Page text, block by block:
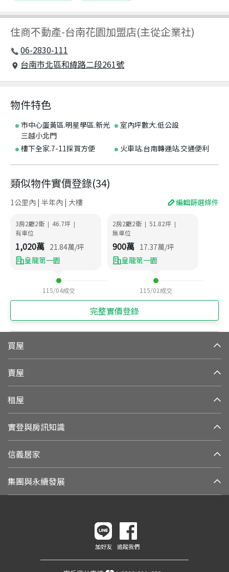
住商不動產-台南花園加盟店(主從企業社)
06-2830-111
台南市北區和緯路二段261號
物件特色
市中心蛋黃區.明星學區.新光
三越小北門
室內坪數大.低公設
樓下全家.7-11採買方便 火車站.台南轉運站.交通便利
類似物件實價登錄(34)
1公里內 | 半年內 | 大樓 編輯篩選條件
3房2廳2衛 | 46.7坪 |
有車位
1,020萬 21.84萬/坪
皇龍第一園
115/04成交
2房2廳2衛 | 51.82坪 |
無車位
900萬 17.37萬/坪
皇龍第一園
115/01 成交
完整實價登錄
買屋
賣屋
租屋
實登與房訊知識
信義居家
集團與永續發展
加好友 追蹤我們